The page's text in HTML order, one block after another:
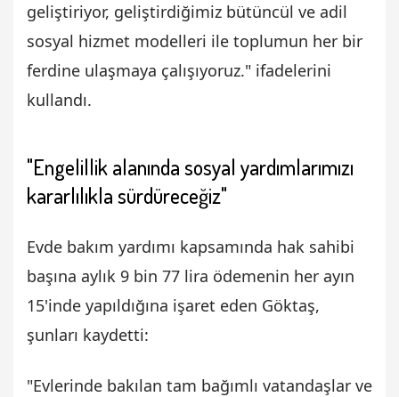
geliştiriyor, geliştirdiğimiz bütüncül ve adil
sosyal hizmet modelleri ile toplumun her bir
ferdine ulaşmaya çalışıyoruz." ifadelerini
kullandı.
"Engelillik alanında sosyal yardımlarımızı
kararlılıkla sürdüreceğiz"
Evde bakım yardımı kapsamında hak sahibi
başına aylık 9 bin 77 lira ödemenin her ayın
15'inde yapıldığına işaret eden Göktaş,
şunları kaydetti:
"Evlerinde bakılan tam bağımlı vatandaşlar ve